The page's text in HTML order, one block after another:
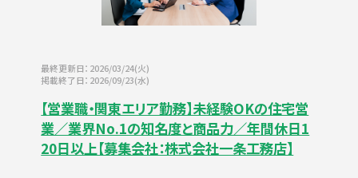
最終更新日：2026/03/24(火)
掲載終了日：2026/09/23(水)
【営業職・関東エリア勤務】未経験OKの住宅営
業／業界No.1の知名度と商品力／年間休日1
20日以上【募集会社：株式会社一条工務店】